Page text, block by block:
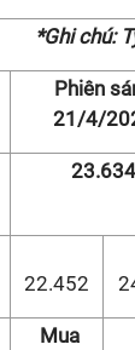
*Ghi chú:
Phiên
21/4/
23.634
22.452
Mua